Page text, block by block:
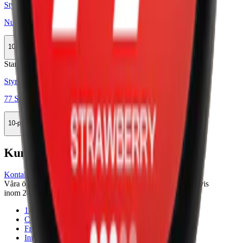
Styrka Normal · Slim
Nued Strawberry 2
10-pack
289,90 kr
Köp
Stark
Styrka Stark · Slim
77 Strawberry 3
10-pack
329,90 kr
Köp
Kundservice
Kontakta oss
Våra öppettider är: Alla dagar 08:00 - 18:00 Vi svarar vanligtvis
inom 24 timmar på vardagar.
18-årsgräns
Cookiepolicy
Frakt- och leveransvillkor
Integritetspolicy